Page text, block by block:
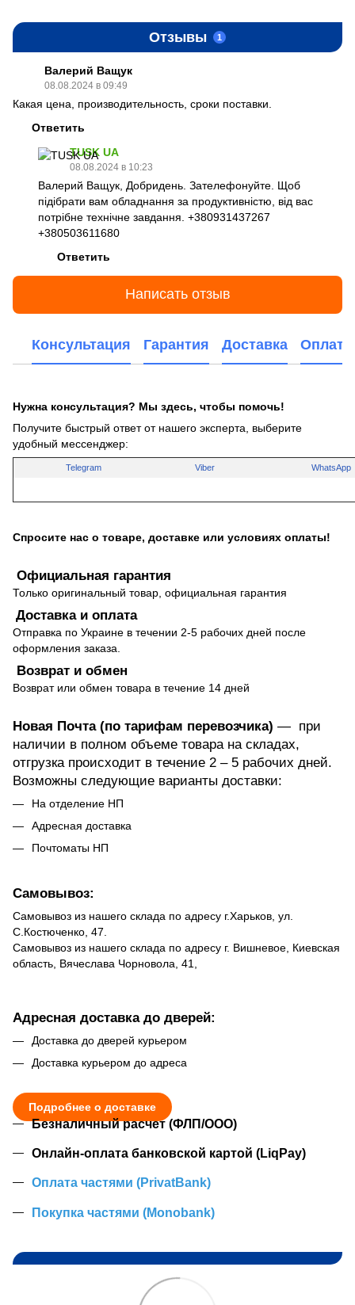
Отзывы 1
Валерий Ващук
08.08.2024 в 09:49
Какая цена, производительность, сроки поставки.
Ответить
TUSK UA
08.08.2024 в 10:23
Валерий Ващук, Добридень. Зателефонуйте. Щоб
підібрати вам обладнання за продуктивністю, від вас
потрібне технічне завдання. +380931437267
+380503611680
Ответить
Написать отзыв
Консультация Гарантия Доставка Оплата
Нужна консультация? Мы здесь, чтобы помочь!
Получите быстрый ответ от нашего эксперта, выберите
удобный мессенджер:
Telegram Viber WhatsApp
Спросите нас о товаре, доставке или условиях оплаты!
Официальная гарантия
Только оригинальный товар, официальная гарантия
Доставка и оплата
Отправка по Украине в течении 2-5 рабочих дней после
оформления заказа.
Возврат и обмен
Возврат или обмен товара в течение 14 дней
Новая Почта (по тарифам перевозчика) — при
наличии в полном объеме товара на складах,
отгрузка происходит в течение 2 – 5 рабочих дней.
Возможны следующие варианты доставки:
На отделение НП
Адресная доставка
Почтоматы НП
Самовывоз:
Самовывоз из нашего склада по адресу г.Харьков, ул.
С.Костюченко, 47.
Самовывоз из нашего склада по адресу г. Вишневое, Киевская
область, Вячеслава Чорновола, 41,
Адресная доставка до дверей:
Доставка до дверей курьером
Доставка курьером до адреса
Подробнее о доставке
Безналичный расчет (ФЛП/ООО)
Онлайн-оплата банковской картой (LiqPay)
Оплата частями (PrivatBank)
Покупка частями (Monobank)